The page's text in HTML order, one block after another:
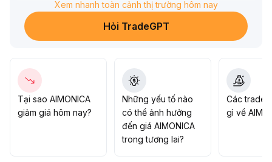
hiệu dòng tiền quay trở lại rõ ràng, tuy nhiên việc mua
đuổi cần cảnh giác với nguy cơ điều chỉnh do biến động
thị trường và các sự kiện vĩ mô, khuyến nghị chủ động
đồng thời giảm dần vị thế nhằm chốt lời khi có sự luân
chuyển ngành hoặc xuất hiện chất xúc tác mới
Diễn biến sắp tới phụ thuộc nhiều vào xu hướng dòng
tiền ETF Bitcoin và thay đổi kỳ vọng vĩ mô
Xem nhanh toàn cảnh thị trường hôm nay
Hỏi TradeGPT
Tại sao AIMONICA
giảm giá hôm nay?
Những yếu tố nào
có thể ảnh hưởng
đến giá AIMONICA
trong tương lai?
Các trader
gì về